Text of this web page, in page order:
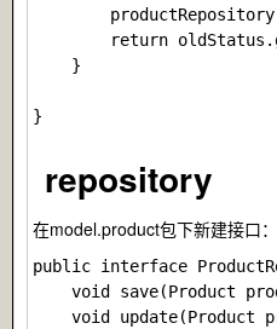
return
    }
repository
在model.product包下新建接口：
public interface
void save(Product
void update(Product